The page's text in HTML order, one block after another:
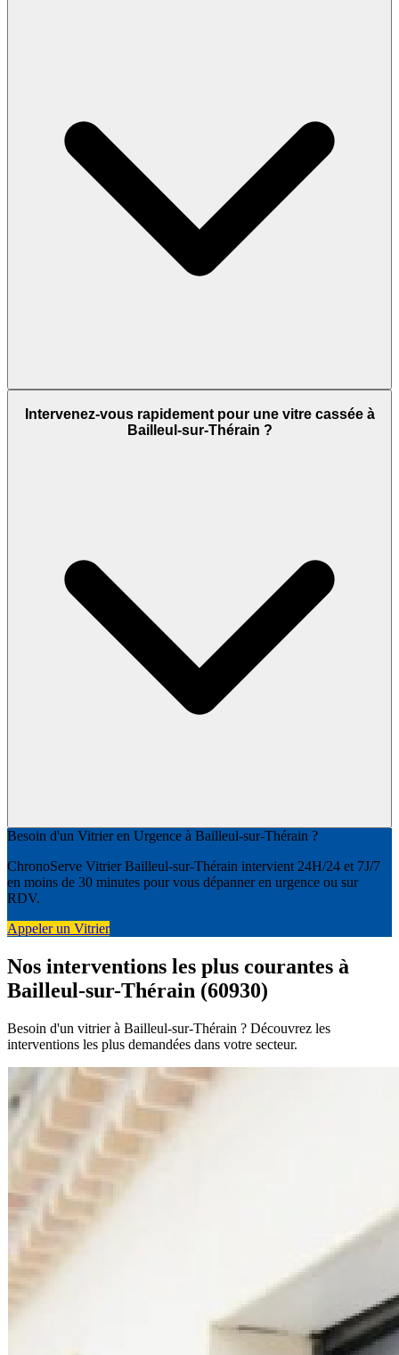
Intervenez-vous rapidement pour une vitre cassée à
Bailleul-sur-Thérain ?
Besoin d'un Vitrier en Urgence à Bailleul-sur-Thérain ?
ChronoServe Vitrier Bailleul-sur-Thérain intervient 24H/24 et 7J/7
en moins de 30 minutes pour vous dépanner en urgence ou sur
RDV.
Appeler un Vitrier
Nos interventions les plus courantes à
Bailleul-sur-Thérain (60930)
Besoin d'un vitrier à Bailleul-sur-Thérain ? Découvrez les
interventions les plus demandées dans votre secteur.